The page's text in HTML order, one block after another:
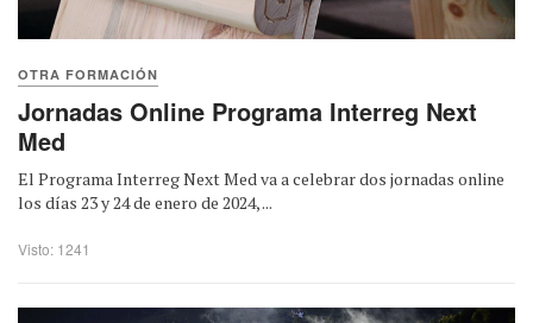
OTRA FORMACIÓN
Jornadas Online Programa Interreg Next
Med
El Programa Interreg Next Med va a celebrar dos jornadas online
los días 23 y 24 de enero de 2024, ...
Visto: 1241